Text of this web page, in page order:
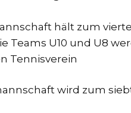
hält zum
Teams U10 und U8
Tennisverein
wird zum